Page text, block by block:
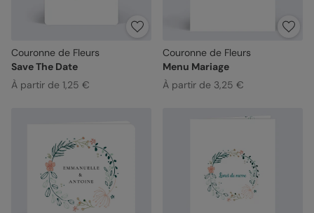
Couronne de Fleurs
Save The Date
À partir de 1,25 €
Couronne de Fleurs
Menu Mariage
À partir de 3,25 €